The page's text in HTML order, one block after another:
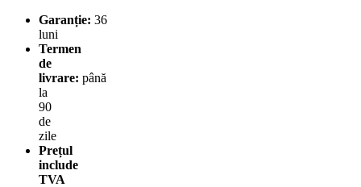
Garanție: 36
luni
Termen
de
livrare: până
la
90
de
zile
Prețul
include
TVA